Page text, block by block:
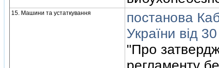
15. Машини та устаткування
постанова
України вiд
"Про